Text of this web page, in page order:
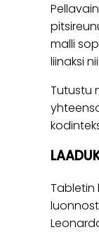
malli
liinaksi
Tutustu
Tabletin